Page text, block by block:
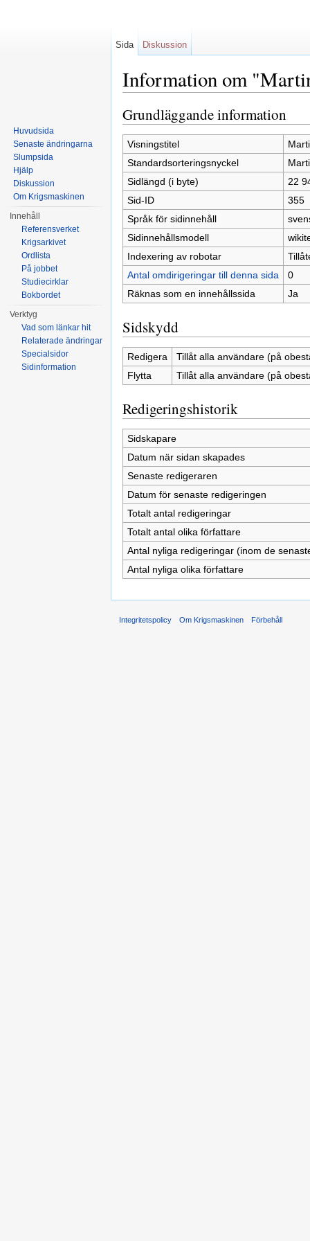
Information om
Grundläggande information
Visningstitel
Standardsorteringsnyckel
Sidlängd (i byte)
22
Sid-ID
355
Språk för sidinnehåll
Sidinnehållsmodell
Indexering av robotar
Antal omdirigeringar till denna sida
0
Räknas som en innehållssida
Ja
Sidskydd
Redigera
Tillåt alla användare (på
Flytta
Tillåt alla användare (på
Redigeringshistorik
Sidskapare
Datum när sidan skapades
Senaste redigeraren
Datum för senaste redigeringen
Totalt antal redigeringar
Totalt antal olika författare
Antal nyliga redigeringar (inom de
Antal nyliga olika författare
Sida Diskussion
Huvudsida
Senaste ändringarna
Slumpsida
Hjälp
Diskussion
Om Krigsmaskinen
Innehåll
Referensverket
Krigsarkivet
Ordlista
På jobbet
Studiecirklar
Bokbordet
Verktyg
Vad som länkar hit
Relaterade ändringar
Specialsidor
Sidinformation
Integritetspolicy Om Krigsmaskinen Förbehåll